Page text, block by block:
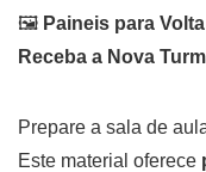
🖼️ Paineis para
Receba a Nova
Prepare a sala de
Este material oferece